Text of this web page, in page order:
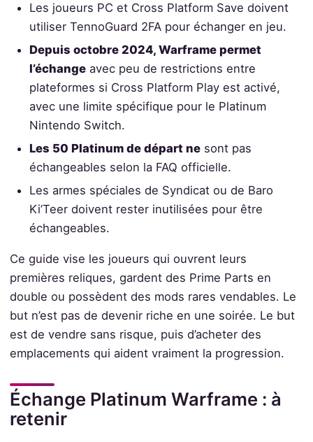
Les joueurs PC et Cross Platform Save doivent
utiliser TennoGuard 2FA pour échanger en jeu.
Depuis octobre 2024, Warframe permet
l’échange avec peu de restrictions entre
plateformes si Cross Platform Play est activé,
avec une limite spécifique pour le Platinum
Nintendo Switch.
Les 50 Platinum de départ ne sont pas
échangeables selon la FAQ officielle.
Les armes spéciales de Syndicat ou de Baro
Ki’Teer doivent rester inutilisées pour être
échangeables.
Ce guide vise les joueurs qui ouvrent leurs
premières reliques, gardent des Prime Parts en
double ou possèdent des mods rares vendables. Le
but n’est pas de devenir riche en une soirée. Le but
est de vendre sans risque, puis d’acheter des
emplacements qui aident vraiment la progression.
Échange Platinum Warframe : à
retenir